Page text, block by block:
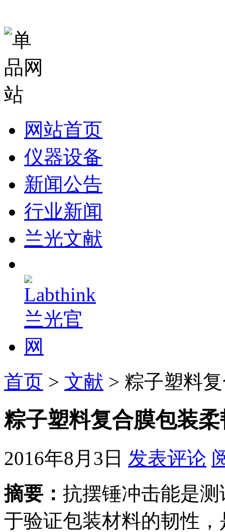
网站首页
仪器设备
新闻公告
行业新闻
兰光文献
首页 > 文献 > 粽子塑料
粽子塑料复合膜包装
2016年8月3日 发表评论
摘要： 抗摆锤冲击能是
于验证包装材料的韧性